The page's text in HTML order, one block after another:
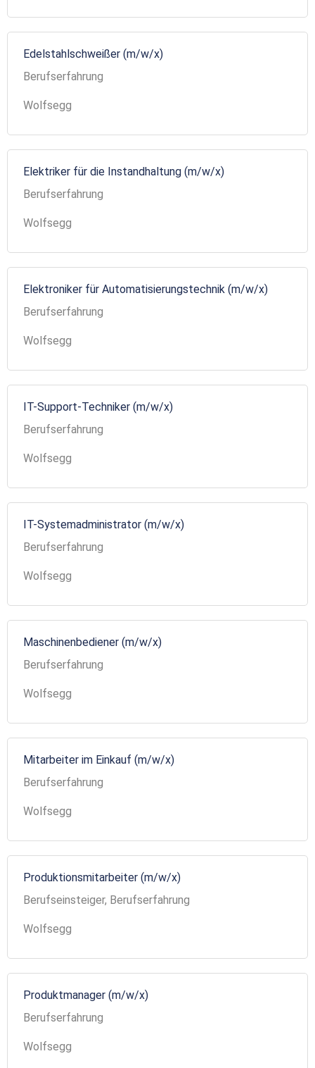
Edelstahlschweißer (m/w/x)
Berufserfahrung
Wolfsegg
Elektriker für die Instandhaltung (m/w/x)
Berufserfahrung
Wolfsegg
Elektroniker für Automatisierungstechnik (m/w/x)
Berufserfahrung
Wolfsegg
IT-Support-Techniker (m/w/x)
Berufserfahrung
Wolfsegg
IT-Systemadministrator (m/w/x)
Berufserfahrung
Wolfsegg
Maschinenbediener (m/w/x)
Berufserfahrung
Wolfsegg
Mitarbeiter im Einkauf (m/w/x)
Berufserfahrung
Wolfsegg
Produktionsmitarbeiter (m/w/x)
Berufseinsteiger, Berufserfahrung
Wolfsegg
Produktmanager (m/w/x)
Berufserfahrung
Wolfsegg